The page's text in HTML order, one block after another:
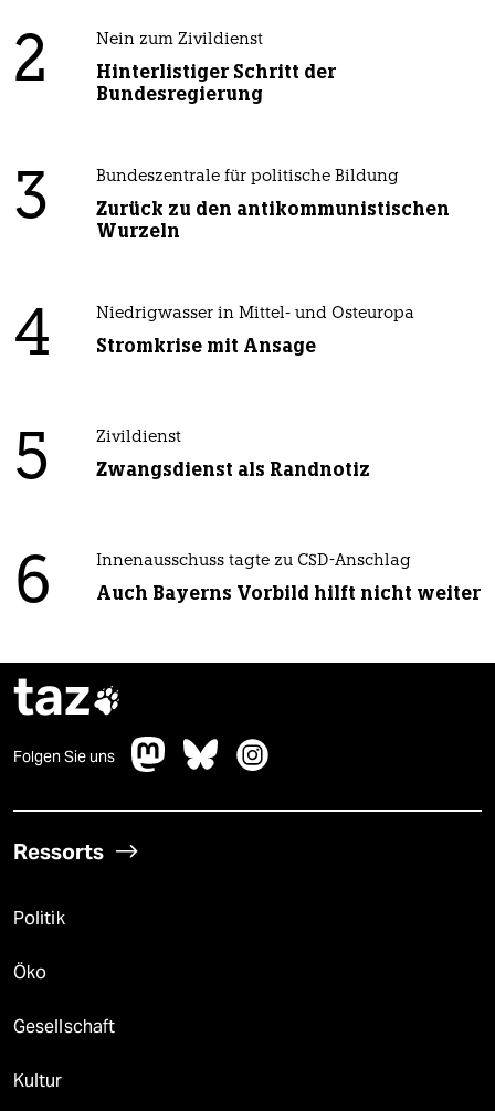
2 Nein zum Zivildienst
Hinterlistiger Schritt der
Bundesregierung
3 Bundeszentrale für politische Bildung
Zurück zu den antikommunistischen
Wurzeln
4 Niedrigwasser in Mittel- und Osteuropa
Stromkrise mit Ansage
5 Zivildienst
Zwangsdienst als Randnotiz
6 Innenausschuss tagte zu CSD-Anschlag
Auch Bayerns Vorbild hilft nicht weiter
taz
Folgen Sie uns
Ressorts
Politik
Öko
Gesellschaft
Kultur